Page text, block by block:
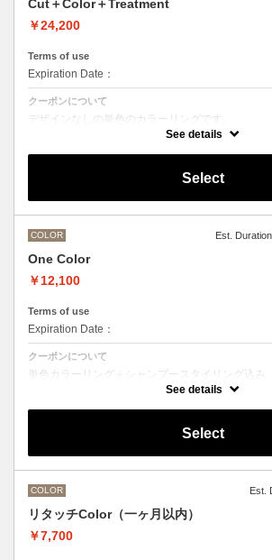
Cut＋Color＋Treatment
￥24,200
Terms of use
Expiration Date：
クーポンについて
デザインなしの単色のカラーリングです。
●マイクロバブルシャンプー込み
トリートメントは髪質の合わせてご提案させてい
●髪の長さにより別途ロング料金を頂戴いたします
●ハイライト、ブリーチ、ポイントカラーなどデ
の場合、別メニューを追加でお選びください。
See details
Select
COLOR Est.
One Color
￥12,100
Terms of use
Expiration Date：
クーポンについて
単色カラーリング＋シャンプースタイリング込み
M ¥＋1100 L¥＋1650 LL¥＋2200
の方は別のメニューをお選びください。
See details
Select
COLOR Est.
リタッチColor（一ヶ月以内）
￥7,700